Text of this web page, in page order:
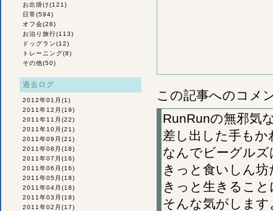
お出掛け(121)
日常(594)
オフ会(28)
お泊り旅行(113)
ドッグラン(12)
トレーニング(8)
その他(50)
過去ログ
2012年01月 (1)
2011年12月 (19)
2011年11月 (22)
2011年10月 (21)
2011年09月 (21)
2011年08月 (18)
2011年07月 (16)
2011年06月 (16)
2011年05月 (18)
2011年04月 (18)
2011年03月 (18)
2011年02月 (17)
この記事へのコメ
RunRunの無邪気
差し出した手もか
なんでビーグル
きっと食いしん
きっと生きるこ
そんな気がします